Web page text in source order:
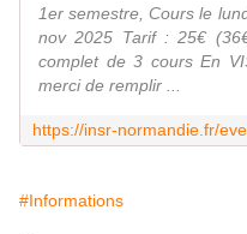
1er semestre, Cours le
nov 2025 Tarif : 25€
complet de 3 cours En
merci de remplir ...
#Informations